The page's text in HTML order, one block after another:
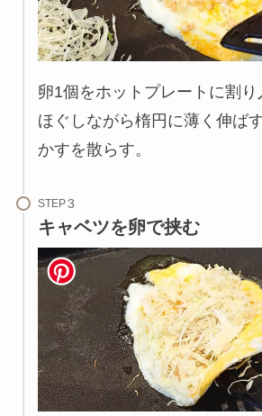
卵1個をホットプレートに割
ほぐしながら楕円に薄く伸ば
かすを散らす。
STEP
キャベツを卵で挟む